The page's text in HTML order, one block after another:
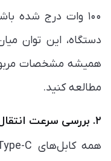
۱۰۰ وات درج شده
دستگاه، این توان
همیشه مشخصات
مطالعه کنید.
۲. بررسی سرعت انتقال اطلاعات در کابل تایپ سی